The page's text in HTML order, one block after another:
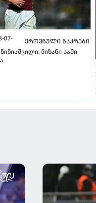
07-
ᲔᲠᲝᲕᲜᲣᲚᲘ ᲜᲐᲙᲠᲔᲑᲘ
მიზანი სამი